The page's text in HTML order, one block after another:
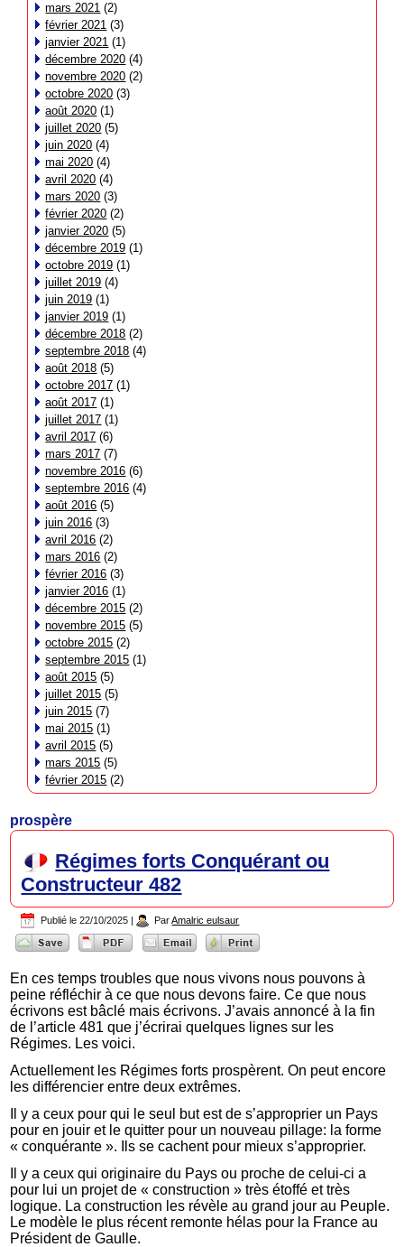
mars 2021 (2)
février 2021 (3)
janvier 2021 (1)
décembre 2020 (4)
novembre 2020 (2)
octobre 2020 (3)
août 2020 (1)
juillet 2020 (5)
juin 2020 (4)
mai 2020 (4)
avril 2020 (4)
mars 2020 (3)
février 2020 (2)
janvier 2020 (5)
décembre 2019 (1)
octobre 2019 (1)
juillet 2019 (4)
juin 2019 (1)
janvier 2019 (1)
décembre 2018 (2)
septembre 2018 (4)
août 2018 (5)
octobre 2017 (1)
août 2017 (1)
juillet 2017 (1)
avril 2017 (6)
mars 2017 (7)
novembre 2016 (6)
septembre 2016 (4)
août 2016 (5)
juin 2016 (3)
avril 2016 (2)
mars 2016 (2)
février 2016 (3)
janvier 2016 (1)
décembre 2015 (2)
novembre 2015 (5)
octobre 2015 (2)
septembre 2015 (1)
août 2015 (5)
juillet 2015 (5)
juin 2015 (7)
mai 2015 (1)
avril 2015 (5)
mars 2015 (5)
février 2015 (2)
prospère
Régimes forts Conquérant ou
Constructeur 482
Publié le 22/10/2025 | Par Amalric eulsaur
En ces temps troubles que nous vivons nous pouvons à
peine réfléchir à ce que nous devons faire. Ce que nous
écrivons est bâclé mais écrivons. J’avais annoncé à la fin
de l’article 481 que j’écrirai quelques lignes sur les
Régimes. Les voici.
Actuellement les Régimes forts prospèrent. On peut encore
les différencier entre deux extrêmes.
Il y a ceux pour qui le seul but est de s’approprier un Pays
pour en jouir et le quitter pour un nouveau pillage: la forme
« conquérante ». Ils se cachent pour mieux s’approprier.
Il y a ceux qui originaire du Pays ou proche de celui-ci a
pour lui un projet de « construction » très étoffé et très
logique. La construction les révèle au grand jour au Peuple.
Le modèle le plus récent remonte hélas pour la France au
Président de Gaulle.